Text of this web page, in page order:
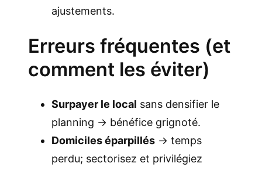
ajustements.
Erreurs fréquentes (et
comment les éviter)
Surpayer le local sans densifier le
planning → bénéfice grignoté.
Domiciles éparpillés → temps
perdu; sectorisez et privilégiez